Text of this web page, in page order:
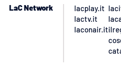
LaC Network
lacplay.it
lactv.it
laconair.it